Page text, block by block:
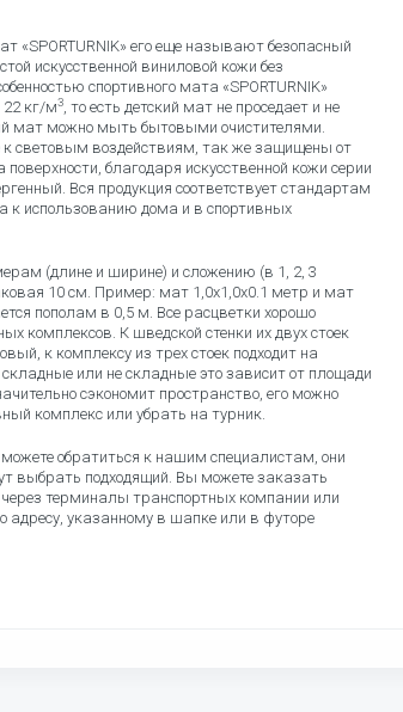
«SPORTURNIK» его еще называют безопасный
искусственной виниловой кожи без
спортивного мата «SPORTURNIK»
22 кг/м3 , то есть детский мат не проседает и не
мат можно мыть бытовыми очистителями.
к световым воздействиям, так же защищены от
благодаря искусственной кожи серии
Вся продукция соответствует стандартам
к использованию дома и в спортивных
(длине и ширине) и сложению (в 1, 2, 3
10 см. Пример: мат 1,0х1,0х0.1 метр и мат
пополам в 0,5 м. Все расцветки хорошо
комплексов. К шведской стенки их двух стоек
к комплексу из трех стоек подходит на
или не складные это зависит от площади
сэкономит пространство, его можно
комплекс или убрать на турник.
обратиться к нашим специалистам, они
выбрать подходящий. Вы можете заказать
через терминалы транспортных компании или
указанному в шапке или в футоре